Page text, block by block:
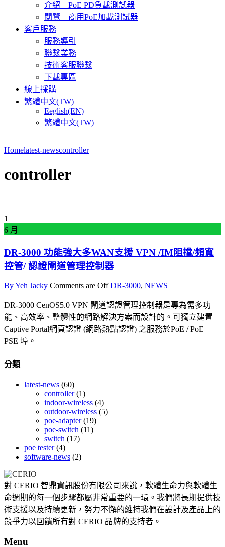
介紹 – PoE PD負載測試器
閱覽 – 商用PoE加載測試器
客戶服務
服務導引
聯繫業務
技術客服聯繫
下載專區
線上採購
繁體中文(TW)
Eeglish(EN)
繁體中文(TW)
Homelatest-newscontroller
controller
1
6 月
DR-3000 功能強大多WAN支援 VPN /IM阻擋/頻寬
控管/ 認證閘道管理控制器
By Yeh Jacky Comments are Off DR-3000, NEWS
DR-3000 CenOS5.0 VPN 閘道認證管理控制器是專為需多功
能、高效率、整體性的網路解決方案而設計的。可獨立建置
Captive Portal網頁認證 (網路熱點認證) 之服務於PoE / PoE+
PSE 埠。
分類
latest-news (60)
controller(1)
indoor-wireless (4)
outdoor-wireless (5)
poe-adapter(19)
poe-switch (11)
switch (17)
poe tester(4)
software-news (2)
對 CERIO 智鼎資訊股份有限公司來說，軟體生命力與軟體生
命週期的每一個步驟都屬非常重要的一環。我們將長期提供技
術支援以及持續更新，努力不懈的維持我們在設計及產品上的
競爭力以回饋所有對 CERIO 品牌的支持者。
Menu